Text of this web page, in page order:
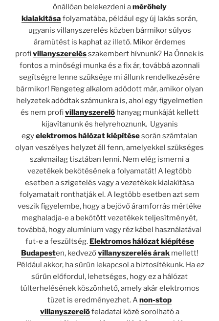
önállóan belekezdeni amérőhely
kialakítása folyamatába, például egy új lakás során,
ugyanis villanyszerelés közben bármikor súlyos
áramütést is kaphat az illető. Mikor érdemes
profivillanyszerelésszakembert hívnunk? Ha Önnek is
fontos a minőségi munka és a fix ár, továbbá azonnali
segítségre lenne szüksége mi állunk rendelkezésére
bármikor! Rengeteg alkalom adódott már, amikor olyan
helyzetek adódtak számunkra is, ahol egy figyelmetlen
és nem profivillanyszerelőhanyag munkáját kellett
kijavítanunk és helyrehoznunk. Ugyanis
egyelektromos hálózat kiépítésesorán számtalan
olyan veszélyes helyzet áll fenn, amelyekkel szükséges
szakmailag tisztában lenni. Nem elég ismerni a
vezetékek bekötésének a folyamatát! A legtöbb
esetben a szigetelés vagy a vezetékek kialakítása
folyamatait ronthatják el. A legtöbb esetben azt sem
veszik figyelembe, hogy a bejövő áramforrás mértéke
meghaladja-e a bekötött vezetékek teljesítményét,
továbbá, hogy alumínium vagy réz kábel használatával
fut-e a feszültség. Elektromos hálózat kiépítése
Budapesten, kedvezővillanyszerelés árakmellett!
Például akkor, ha sűrűn lekapcsol a biztosítékunk. Ha ez
sűrűn előfordul, lehetséges, hogy ez a hálózat
túlterhelésének köszönhető, amely akár elektromos
tüzet is eredményezhet. Anon-stop
villanyszerelőfeladatai közé sorolható a